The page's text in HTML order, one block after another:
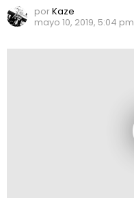
porKaze
mayo 10, 2019, 5:04 pm